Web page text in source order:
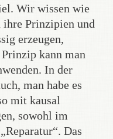
Wir wissen wie
Prinzipien und
erzeugen,
kann man
In der
man habe es
mit kausal
sowohl im
Das